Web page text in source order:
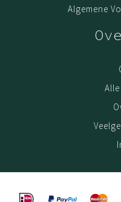
Kledingkast 3
Kledingkast 1
Algemene